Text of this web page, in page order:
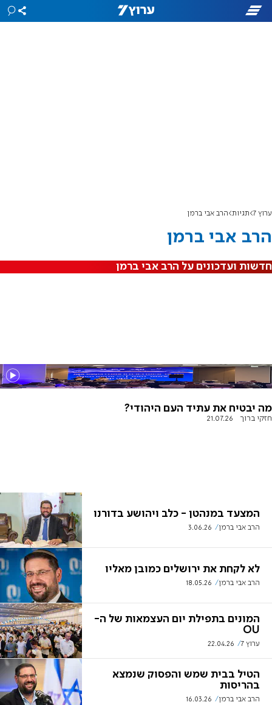
ערוץ 7 תגיות הרב אבי ברמן
הרב אבי ברמן
חדשות ועדכונים על הרב אבי ברמן
מה יבטיח את עתיד העם היהודי?
חזקי ברוך 21.07.26
המצעד במנהטן - כלב ויהושע בדורנו
הרב אבי ברמן 3.06.26
לא לקחת את ירושלים כמובן מאליו
הרב אבי ברמן 18.05.26
המונים בתפילת יום העצמאות של ה-
OU
ערוץ 7 22.04.26
הטיל בבית שמש והפסוק שנמצא
בהריסות
הרב אבי ברמן 16.03.26